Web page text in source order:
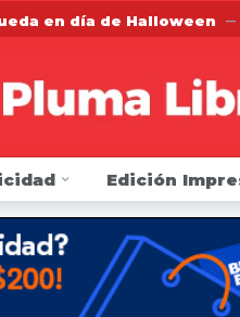
en día de Halloween
cruda en el condado
a agentes de
tienen alertas por
del Concejo
Electoral para
Edición